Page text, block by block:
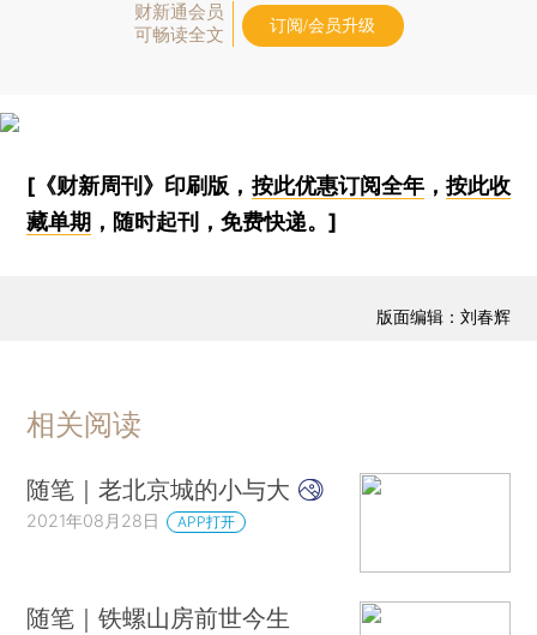
财新通会员
可畅读全文
订阅/会员升级
[《财新周刊》印刷版， 按此优惠订阅全年， 按此收
藏单期 ，随时起刊，免费快递。]
版面编辑：刘春辉
相关阅读
随笔｜老北京城的小与大
2021年08月28日 APP打开
随笔｜铁螺山房前世今生